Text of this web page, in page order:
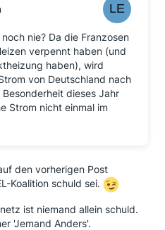
nie? Da die Franzosen
verpennt haben (und
haben), wird
von Deutschland nach
dieses Jahr
Strom nicht einmal im
den vorherigen Post
Koalition schuld sei.
ist niemand allein schuld.
'Jemand Anders'.